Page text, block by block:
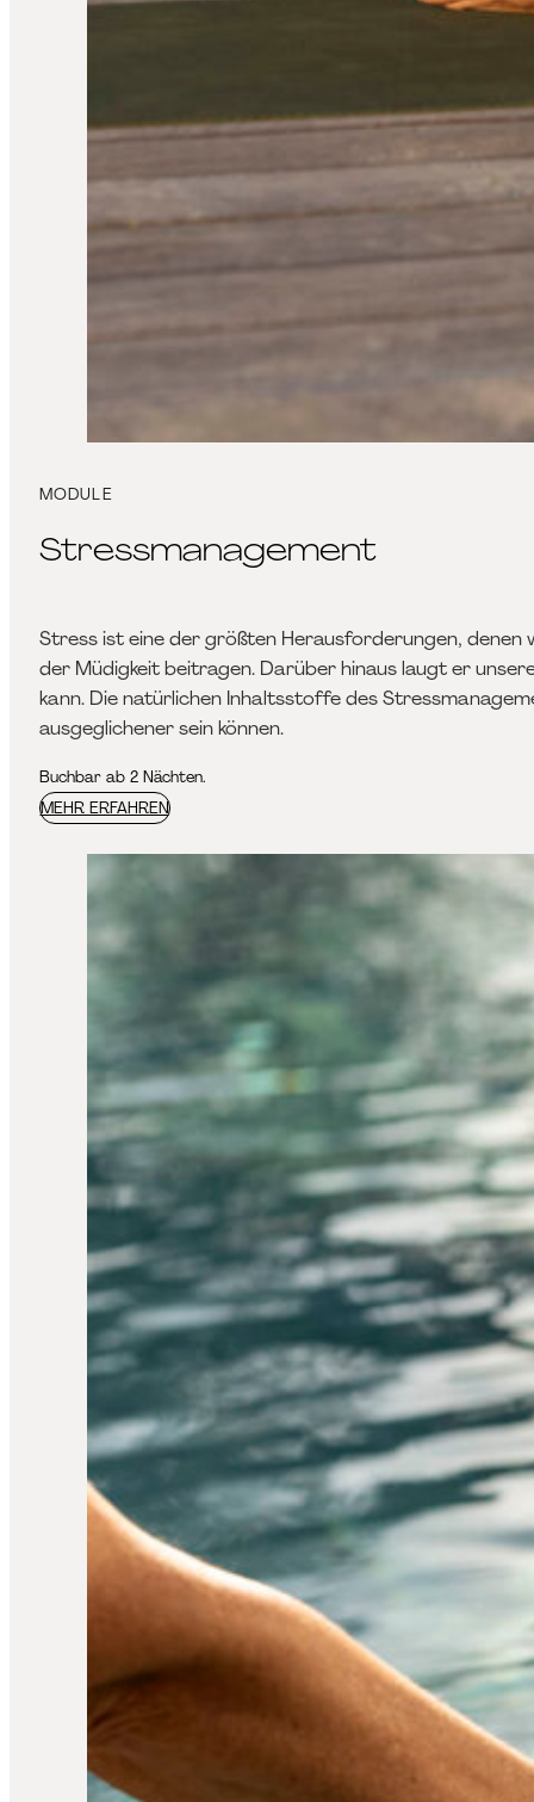
Stressmanagement
MODULE
Stress ist eine der größten Herausforderungen, denen
der Müdigkeit beitragen. Darüber hinaus laugt er
kann. Die natürlichen Inhaltsstoffe des
ausgeglichener sein können.
Buchbar ab 2 Nächten.
MEHR ERFAHREN